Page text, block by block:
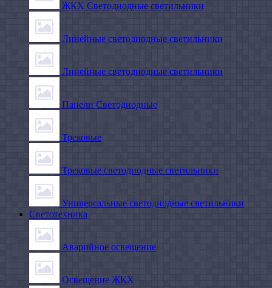
ЖКХ Светодиодные светильники
Линейные светодиодные светильники
Линейные светодиодные светильники
Панели Светодиодные
Трековые
Трековые светодиодные светильники
Универсальные светодиодные светильники
Светотехника
Аварийное освещение
Освещение ЖКХ